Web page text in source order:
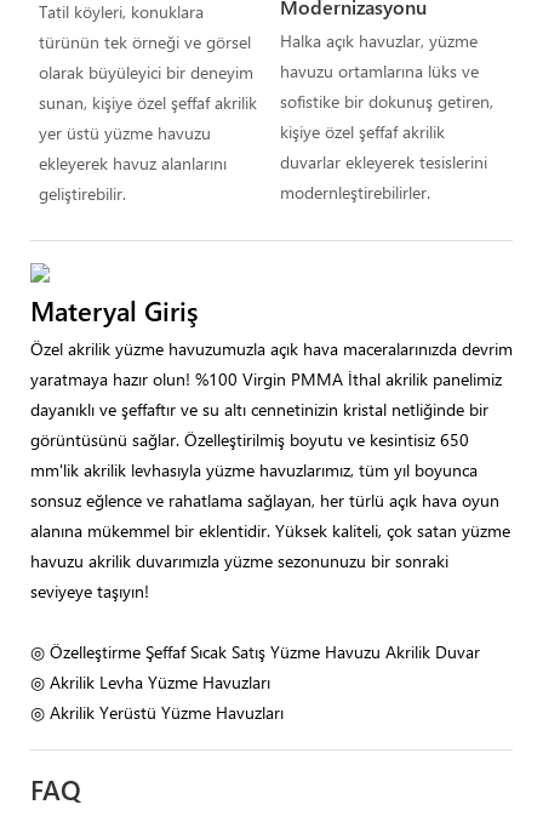
Tatil köyleri, konuklara
türünün tek örneği ve görsel
olarak büyüleyici bir deneyim
sunan, kişiye özel şeffaf akrilik
yer üstü yüzme havuzu
ekleyerek havuz alanlarını
geliştirebilir.
Modernizasyonu
Halka açık havuzlar, yüzme
havuzu ortamlarına lüks ve
sofistike bir dokunuş getiren,
kişiye özel şeffaf akrilik
duvarlar ekleyerek tesislerini
modernleştirebilirler.
Materyal Giriş
Özel akrilik yüzme havuzumuzla açık hava maceralarınızda devrim
yaratmaya hazır olun! %100 Virgin PMMA İthal akrilik panelimiz
dayanıklı ve şeffaftır ve su altı cennetinizin kristal netliğinde bir
görüntüsünü sağlar. Özelleştirilmiş boyutu ve kesintisiz 650
mm'lik akrilik levhasıyla yüzme havuzlarımız, tüm yıl boyunca
sonsuz eğlence ve rahatlama sağlayan, her türlü açık hava oyun
alanına mükemmel bir eklentidir. Yüksek kaliteli, çok satan yüzme
havuzu akrilik duvarımızla yüzme sezonunuzu bir sonraki
seviyeye taşıyın!
◎ Özelleştirme Şeffaf Sıcak Satış Yüzme Havuzu Akrilik Duvar
◎ Akrilik Levha Yüzme Havuzları
◎ Akrilik Yerüstü Yüzme Havuzları
FAQ